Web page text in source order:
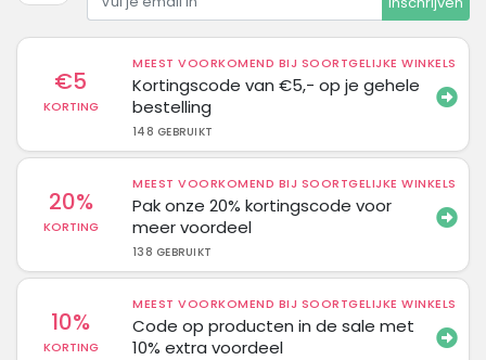
€5
KORTING
MEEST VOORKOMEND BIJ SOORTGELIJKE WINKELS
Kortingscode van €5,- op je gehele
bestelling
148 GEBRUIKT
20%
KORTING
MEEST VOORKOMEND BIJ SOORTGELIJKE WINKELS
Pak onze 20% kortingscode voor
meer voordeel
138 GEBRUIKT
10%
KORTING
MEEST VOORKOMEND BIJ SOORTGELIJKE WINKELS
Code op producten in de sale met
10% extra voordeel